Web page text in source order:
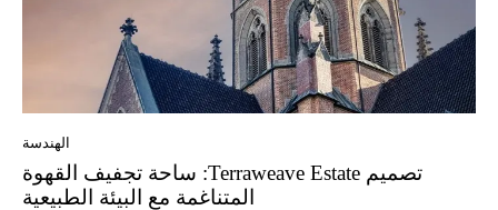
الهندسة
تصميم Terraweave Estate: ساحة تجفيف القهوة
المتناغمة مع البيئة الطبيعية